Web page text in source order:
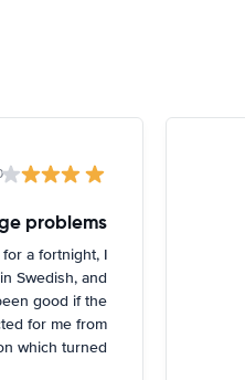
problems
a fortnight, I
Swedish, and
good if the
for me from
which turned